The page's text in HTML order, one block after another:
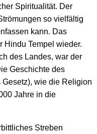
Spiritualität. Der
so vielfältig
kann. Das
Hindu Tempel wieder.
des Landes, war der
Geschichte des
Gesetz), wie die Religion
Jahre in die
Streben